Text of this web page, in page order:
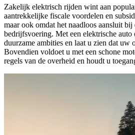
Zakelijk elektrisch rijden wint aan
aantrekkelijke fiscale voordelen en
maar ook omdat het naadloos aansluit bij
bedrijfsvoering. Met een elektrische auto
duurzame ambities en laat u zien dat uw
Bovendien voldoet u met een schone
regels van de overheid en houdt u